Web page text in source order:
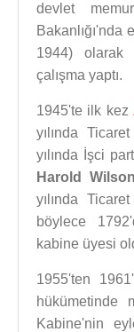
devlet
1944) olarak
çalışma yaptı.
1945'te ilk kez
yılında
yılında İşci
Harold Wilson
yılında
böylece
kabine üyesi
1955'ten
hükümetinde
Kabine'nin